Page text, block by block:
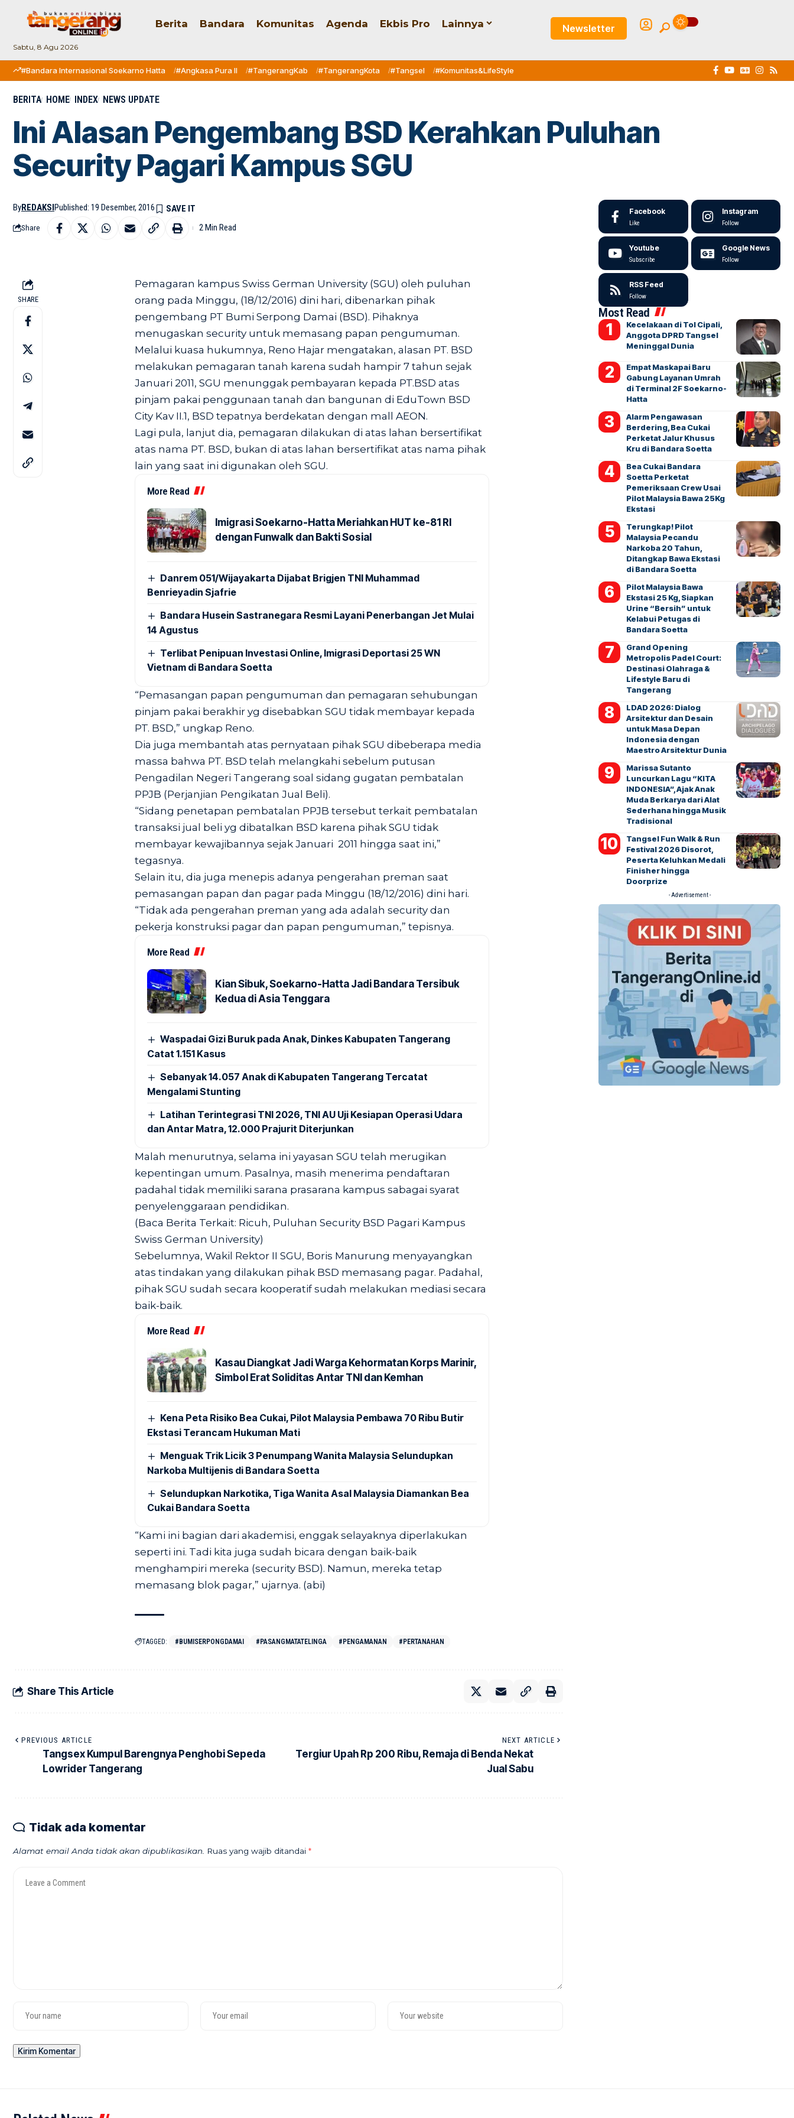
Sabtu, 8 Agu 2026
Berita Bandara Komunitas Agenda Ekbis Pro Lainnya Newsletter
#Bandara Internasional Soekarno Hatta #Angkasa Pura II #TangerangKab #TangerangKota #Tangsel #Komunitas&LifeStyle
BERITA HOME INDEX NEWS UPDATE
Ini Alasan Pengembang BSD Kerahkan Puluhan
Security Pagari Kampus SGU
ByREDAKSIPublished: 19 Desember, 2016
Share 2 Min Read
SHARE
Pemagaran kampus Swiss German University (SGU) oleh puluhan
orang pada Minggu, (18/12/2016) dini hari, dibenarkan pihak
pengembang PT Bumi Serpong Damai (BSD). Pihaknya
menugaskan security untuk memasang papan pengumuman.
Melalui kuasa hukumnya, Reno Hajar mengatakan, alasan PT. BSD
melakukan pemagaran tanah karena sudah hampir 7 tahun sejak
Januari 2011, SGU menunggak pembayaran kepada PT.BSD atas
pinjam pakai penggunaan tanah dan bangunan di EduTown BSD
City Kav II.1, BSD tepatnya berdekatan dengan mall AEON.
Lagi pula, lanjut dia, pemagaran dilakukan di atas lahan bersertifikat
atas nama PT. BSD, bukan di atas lahan bersertifikat atas nama pihak
lain yang saat ini digunakan oleh SGU.
More Read
Imigrasi Soekarno-Hatta Meriahkan HUT ke-81 RI
dengan Funwalk dan Bakti Sosial
Danrem 051/Wijayakarta Dijabat Brigjen TNI Muhammad
Benrieyadin Sjafrie
Bandara Husein Sastranegara Resmi Layani Penerbangan Jet Mulai
14 Agustus
Terlibat Penipuan Investasi Online, Imigrasi Deportasi 25 WN
Vietnam di Bandara Soetta
“Pemasangan papan pengumuman dan pemagaran sehubungan
pinjam pakai berakhir yg disebabkan SGU tidak membayar kepada
PT. BSD,” ungkap Reno.
Dia juga membantah atas pernyataan pihak SGU dibeberapa media
massa bahwa PT. BSD telah melangkahi sebelum putusan
Pengadilan Negeri Tangerang soal sidang gugatan pembatalan
PPJB (Perjanjian Pengikatan Jual Beli).
“Sidang penetapan pembatalan PPJB tersebut terkait pembatalan
transaksi jual beli yg dibatalkan BSD karena pihak SGU tidak
membayar kewajibannya sejak Januari 2011 hingga saat ini,”
tegasnya.
Selain itu, dia juga menepis adanya pengerahan preman saat
pemasangan papan dan pagar pada Minggu (18/12/2016) dini hari.
“Tidak ada pengerahan preman yang ada adalah security dan
pekerja konstruksi pagar dan papan pengumuman,” tepisnya.
More Read
Kian Sibuk, Soekarno-Hatta Jadi Bandara Tersibuk
Kedua di Asia Tenggara
Waspadai Gizi Buruk pada Anak, Dinkes Kabupaten Tangerang
Catat 1.151 Kasus
Sebanyak 14.057 Anak di Kabupaten Tangerang Tercatat
Mengalami Stunting
Latihan Terintegrasi TNI 2026, TNI AU Uji Kesiapan Operasi Udara
dan Antar Matra, 12.000 Prajurit Diterjunkan
Malah menurutnya, selama ini yayasan SGU telah merugikan
kepentingan umum. Pasalnya, masih menerima pendaftaran
padahal tidak memiliki sarana prasarana kampus sabagai syarat
penyelenggaraan pendidikan.
(Baca Berita Terkait: Ricuh, Puluhan Security BSD Pagari Kampus
Swiss German University)
Sebelumnya, Wakil Rektor II SGU, Boris Manurung menyayangkan
atas tindakan yang dilakukan pihak BSD memasang pagar. Padahal,
pihak SGU sudah secara kooperatif sudah melakukan mediasi secara
baik-baik.
More Read
Kasau Diangkat Jadi Warga Kehormatan Korps Marinir,
Simbol Erat Soliditas Antar TNI dan Kemhan
Kena Peta Risiko Bea Cukai, Pilot Malaysia Pembawa 70 Ribu Butir
Ekstasi Terancam Hukuman Mati
Menguak Trik Licik 3 Penumpang Wanita Malaysia Selundupkan
Narkoba Multijenis di Bandara Soetta
Selundupkan Narkotika, Tiga Wanita Asal Malaysia Diamankan Bea
Cukai Bandara Soetta
“Kami ini bagian dari akademisi, enggak selayaknya diperlakukan
seperti ini. Tadi kita juga sudah bicara dengan baik-baik
menghampiri mereka (security BSD). Namun, mereka tetap
memasang blok pagar,” ujarnya. (abi)
TAGGED: #BUMISERPONGDAMAI #PASANGMATATELINGA #PENGAMANAN #PERTANAHAN
Share This Article
PREVIOUS ARTICLE
Tangsex Kumpul Barengnya Penghobi Sepeda
Lowrider Tangerang
NEXT ARTICLE
Tergiur Upah Rp 200 Ribu, Remaja di Benda Nekat
Jual Sabu
Tidak ada komentar
Alamat email Anda tidak akan dipublikasikan. Ruas yang wajib ditandai *
Facebook
Like
Instagram
Follow
Youtube
Subscribe
Google News
Follow
RSS Feed
Follow
Most Read
Kecelakaan di Tol Cipali,
Anggota DPRD Tangsel
Meninggal Dunia
Empat Maskapai Baru
Gabung Layanan Umrah
di Terminal 2F Soekarno-
Hatta
Alarm Pengawasan
Berdering, Bea Cukai
Perketat Jalur Khusus
Kru di Bandara Soetta
Bea Cukai Bandara
Soetta Perketat
Pemeriksaan Crew Usai
Pilot Malaysia Bawa 25Kg
Ekstasi
Terungkap! Pilot
Malaysia Pecandu
Narkoba 20 Tahun,
Ditangkap Bawa Ekstasi
di Bandara Soetta
Pilot Malaysia Bawa
Ekstasi 25 Kg, Siapkan
Urine “Bersih” untuk
Kelabui Petugas di
Bandara Soetta
Grand Opening
Metropolis Padel Court:
Destinasi Olahraga &
Lifestyle Baru di
Tangerang
LDAD 2026: Dialog
Arsitektur dan Desain
untuk Masa Depan
Indonesia dengan
Maestro Arsitektur Dunia
Marissa Sutanto
Luncurkan Lagu “KITA
INDONESIA”, Ajak Anak
Muda Berkarya dari Alat
Sederhana hingga Musik
Tradisional
Tangsel Fun Walk & Run
Festival 2026 Disorot,
Peserta Keluhkan Medali
Finisher hingga
Doorprize
- Advertisement -